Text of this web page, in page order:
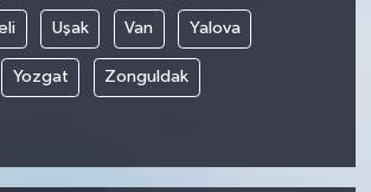
Uşak Van Yalova
Yozgat Zonguldak